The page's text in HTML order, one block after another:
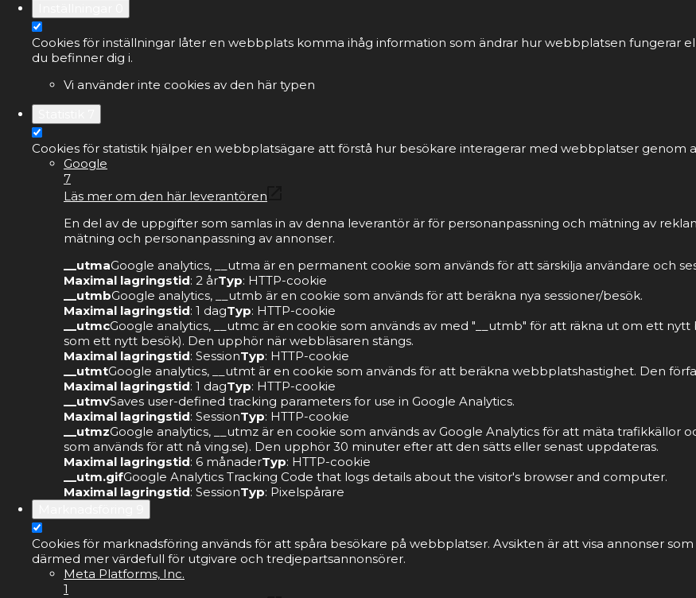
Cookies för inställningar låter en webbplats komma ihåg information som ändrar hur webbplatsen fungerar
du befinner dig i.
Vi använder inte cookies av den här typen
Cookies för statistik hjälper en webbplatsägare att förstå hur besökare interagerar med webbplatser genom
Google
7
Läs mer om den här leverantören
En del av de uppgifter som samlas in av denna leverantör är för personanpassning och mätning av
mätning och personanpassning av annonser.
__utmaGoogle analytics, __utma är en permanent cookie som används för att särskilja användare och
Maximal lagringstid: 2 årTyp: HTTP-cookie
__utmbGoogle analytics, __utmb är en cookie som används för att beräkna nya sessioner/besök.
Maximal lagringstid: 1 dagTyp: HTTP-cookie
__utmcGoogle analytics, __utmc är en cookie som används av med "__utmb" för att räkna ut om ett
som ett nytt besök). Den upphör när webbläsaren stängs.
Maximal lagringstid: SessionTyp: HTTP-cookie
__utmtGoogle analytics, __utmt är en cookie som används för att beräkna webbplatshastighet. Den
Maximal lagringstid: 1 dagTyp: HTTP-cookie
__utmvSaves user-defined tracking parameters for use in Google Analytics.
Maximal lagringstid: SessionTyp: HTTP-cookie
__utmzGoogle analytics, __utmz är en cookie som används av Google Analytics för att mäta
som används för att nå ving.se). Den upphör 30 minuter efter att den sätts eller senast uppdateras.
Maximal lagringstid: 6 månaderTyp: HTTP-cookie
__utm.gifGoogle Analytics Tracking Code that logs details about the visitor's browser and computer.
Maximal lagringstid: SessionTyp: Pixelspårare
Cookies för marknadsföring används för att spåra besökare på webbplatser. Avsikten är att visa annonser
därmed mer värdefull för utgivare och tredjepartsannonsörer.
Meta Platforms, Inc.
1